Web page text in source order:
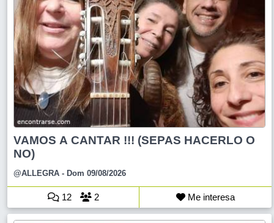
VAMOS A CANTAR !!! (SEPAS HACERLO O
NO)
@ALLEGRA - Dom 09/08/2026
12 2 Me interesa